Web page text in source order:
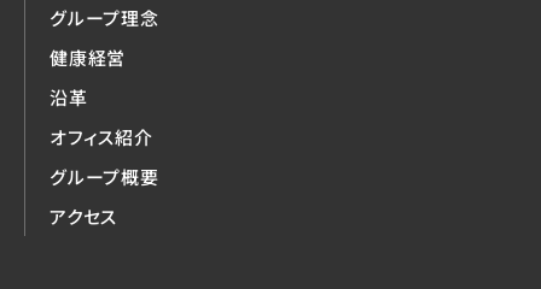
グループ理念
健康経営
沿革
オフィス紹介
グループ概要
アクセス